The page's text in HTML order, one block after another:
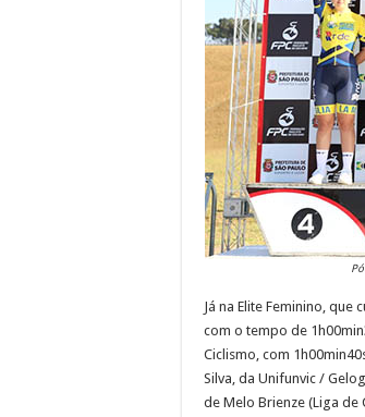
Já na Elite Feminino,
com o tempo de
Ciclismo, com
Silva, da Unifunvic /
de Melo Brienze (Liga de